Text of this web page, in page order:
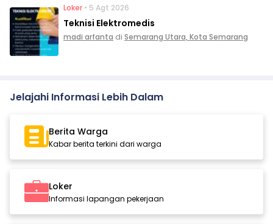
Loker • 5 Agt 2026
Teknisi Elektromedis
madi arfanta di Semarang Utara, Kota Semarang
Jelajahi Informasi Lebih Dalam
Berita Warga
Kabar berita terkini dari warga
Loker
Informasi lapangan pekerjaan